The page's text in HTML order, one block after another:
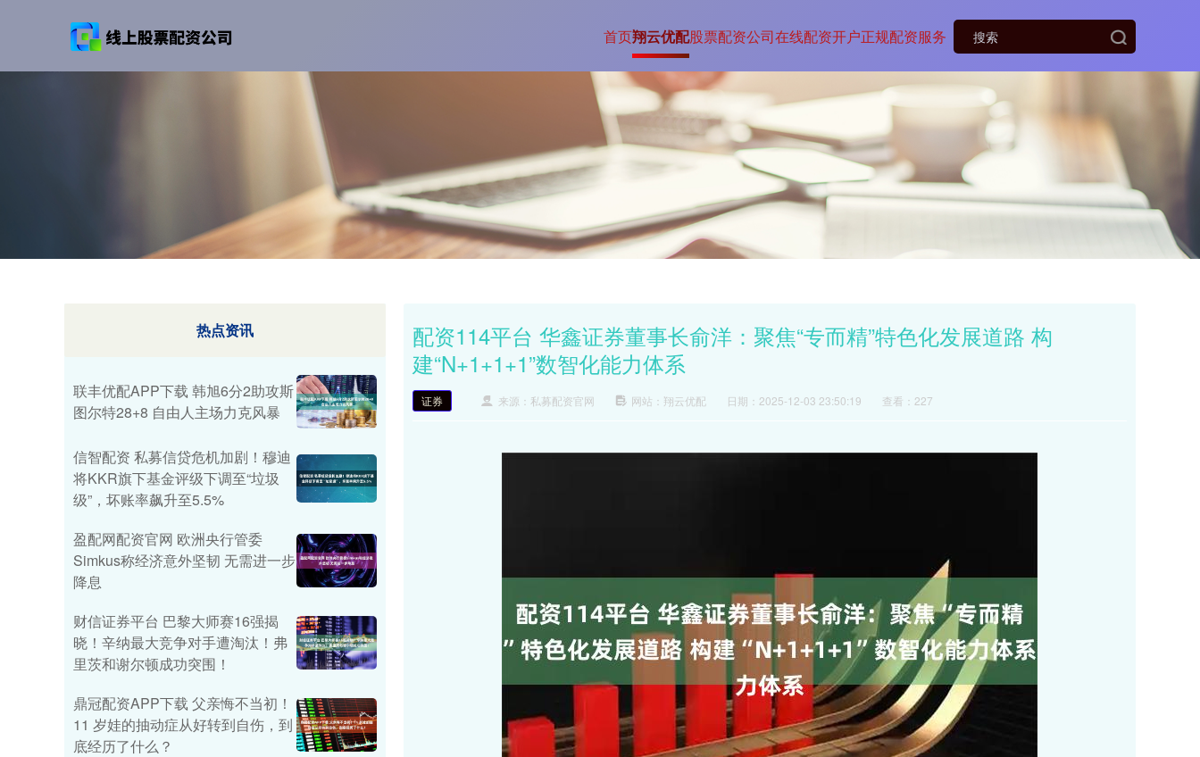
首页翔云优配股票配资公司在线配资开户正规配资服务
配资114平台 华鑫证券董事长俞洋：聚焦“专而精”特色化发展道路 构
建“N+1+1+1”数智化能力体系
证券 来源：私募配资官网 网站：翔云优配 日期：2025-12-03 23:50:19 查看：227
热点资讯
联丰优配APP下载 韩旭6分2助攻斯
图尔特28+8 自由人主场力克风暴
信智配资 私募信贷危机加剧！穆迪
将KKR旗下基金评级下调至“垃圾
级”，坏账率飙升至5.5%
盈配网配资官网 欧洲央行管委
Simkus称经济意外坚韧 无需进一步
降息
财信证券平台 巴黎大师赛16强揭
晓！辛纳最大竞争对手遭淘汰！弗
里茨和谢尔顿成功突围！
鼎冠配资APP下载 父亲悔不当初！
11 岁娃的抽动症从好转到自伤，到
底经历了什么？